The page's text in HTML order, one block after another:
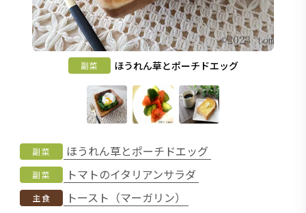
副菜 ほうれん草とポーチドエッグ
副菜 ほうれん草とポーチドエッグ
副菜 トマトのイタリアンサラダ
主食 トースト（マーガリン）